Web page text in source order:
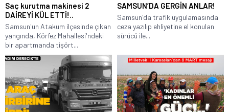
Saç kurutma makinesi 2
DAİREYİ KÜL ETTİ!..
Samsun'un Atakum ilçesinde çıkan
yangında, Körfez Mahallesi'ndeki
bir apartmanda tişört...
SAMSUN’DA GERGİN ANLAR!
Samsun'da trafik uygulamasında
ceza yazılıp ehliyetine el konulan
sürücü ile...